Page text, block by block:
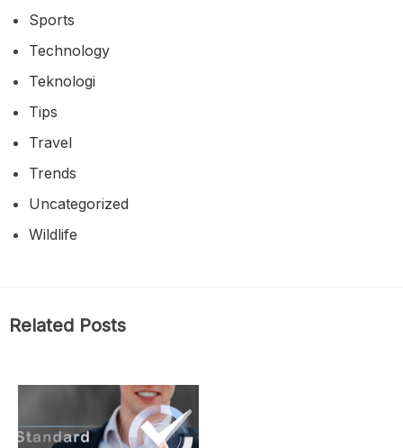
Sports
Technology
Teknologi
Tips
Travel
Trends
Uncategorized
Wildlife
Related Posts